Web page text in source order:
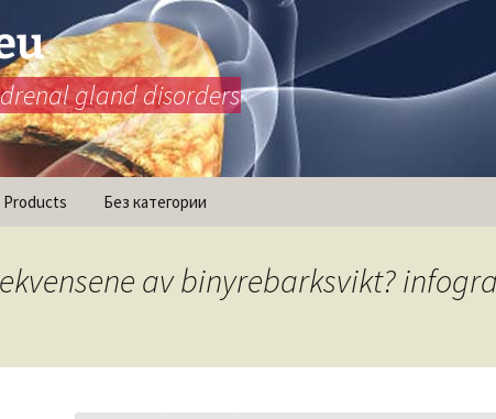
gland disorders
Products Без категории
av binyrebarksvikt?